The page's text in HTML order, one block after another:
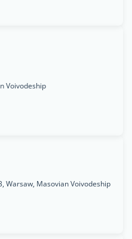
Voivodeship
Warsaw, Masovian Voivodeship